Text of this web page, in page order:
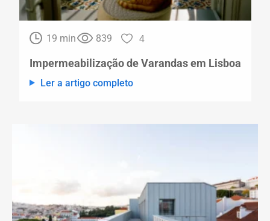
19 min 839 4
Impermeabilização de Varandas em Lisboa
Ler a artigo completo